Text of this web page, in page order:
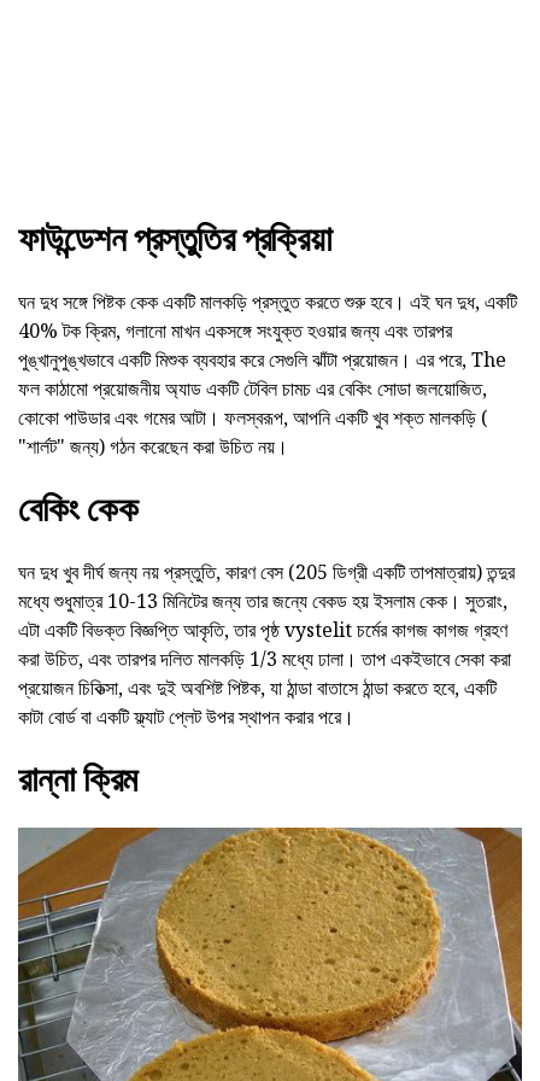
ফাউন্ডেশন প্রস্তুতির প্রক্রিয়া
ঘন দুধ সঙ্গে পিষ্টক কেক একটি মালকড়ি প্রস্তুত করতে শুরু হবে। এই ঘন দুধ, একটি
40% টক ক্রিম, গলানো মাখন একসঙ্গে সংযুক্ত হওয়ার জন্য এবং তারপর
পুঙ্খানুপুঙ্খভাবে একটি মিশুক ব্যবহার করে সেগুলি ঝাঁটা প্রয়োজন। এর পরে, The
ফল কাঠামো প্রয়োজনীয় অ্যাড একটি টেবিল চামচ এর বেকিং সোডা জলয়োজিত,
কোকো পাউডার এবং গমের আটা। ফলস্বরূপ, আপনি একটি খুব শক্ত মালকড়ি (
"শার্লট" জন্য) গঠন করেছেন করা উচিত নয়।
বেকিং কেক
ঘন দুধ খুব দীর্ঘ জন্য নয় প্রস্তুতি, কারণ বেস (205 ডিগ্রী একটি তাপমাত্রায়) তন্দুর
মধ্যে শুধুমাত্র 10-13 মিনিটের জন্য তার জন্যে বেকড হয় ইসলাম কেক। সুতরাং,
এটা একটি বিভক্ত বিজ্ঞপ্তি আকৃতি, তার পৃষ্ঠ vystelit চর্মের কাগজ কাগজ গ্রহণ
করা উচিত, এবং তারপর দলিত মালকড়ি 1/3 মধ্যে ঢালা। তাপ একইভাবে সেকা করা
প্রয়োজন চিকিত্সা, এবং দুই অবশিষ্ট পিষ্টক, যা ঠান্ডা বাতাসে ঠান্ডা করতে হবে, একটি
কাটা বোর্ড বা একটি ফ্ল্যাট প্লেট উপর স্থাপন করার পরে।
রান্না ক্রিম